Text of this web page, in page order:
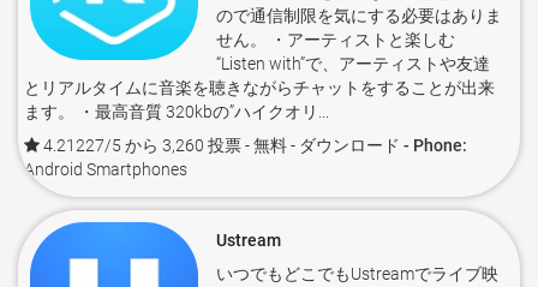
ので通信制限を気にする必要はありま
せん。 ・アーティストと楽しむ
“Listen with”で、アーティストや友達
とリアルタイムに音楽を聴きながらチャットをすることが出来
ます。 ・最高音質 320kbの”ハイクオリ...
4.21227/5 から 3,260 投票- 無料 - ダウンロード - Phone:
Android Smartphones
Ustream
いつでもどこでもUstreamでライブ映